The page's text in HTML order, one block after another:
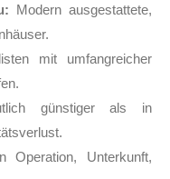
Modern ausgestattete,
mit umfangreicher
günstiger als in
Operation, Unterkunft,